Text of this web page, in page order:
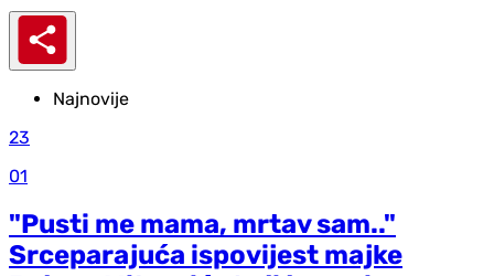
Najnovije
23
01
"Pusti me mama, mrtav sam.."
Srceparajuća ispovijest majke